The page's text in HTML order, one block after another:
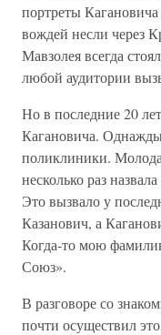
портреты
вождей несли через
Мавзолея всегда
любой аудитории
Но в последние 20
Кагановича. Однажды
поликлиники.
несколько раз
Это вызвало у
Казанович, а
Когда-то мою
Союз».
В разговоре со
почти осуществил